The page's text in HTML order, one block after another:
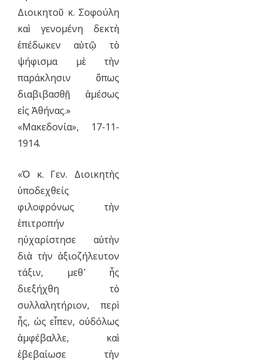
Διοικητοῦ κ. Σοφούλη
καὶ γενομένη δεκτὴ
ἐπέδωκεν αὐτῷ τὸ
ψήφισμα μὲ τὴν
παράκλησιν ὅπως
διαβιβασθῇ ἀμέσως
εἰς Ἀθήνας.»
«Μακεδονία», 17-11-
1914.
«Ὁ κ. Γεν. Διοικητὴς
ὑποδεχθείς
φιλοφρόνως τὴν
ἐπιτροπήν
ηὐχαρίστησε αὐτὴν
διὰ τὴν ἀξιοζήλευτον
τάξιν, μεθ᾿ ἧς
διεξήχθη τὸ
συλλαλητήριον, περὶ
ἧς, ὡς εἶπεν, οὐδόλως
ἀμφέβαλλε, καὶ
ἐβεβαίωσε τὴν